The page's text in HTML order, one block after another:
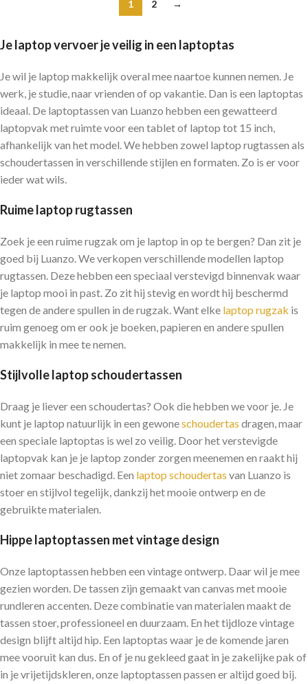
1 2 →
Je laptop vervoer je veilig in een laptoptas
Je wil je laptop makkelijk overal mee naartoe kunnen nemen. Je
werk, je studie, naar vrienden of op vakantie. Dan is een laptoptas
ideaal. De laptoptassen van Luanzo hebben een gewatteerd
laptopvak met ruimte voor een tablet of laptop tot 15 inch,
afhankelijk van het model. We hebben zowel laptop rugtassen als
schoudertassen in verschillende stijlen en formaten. Zo is er voor
ieder wat wils.
Ruime laptop rugtassen
Zoek je een ruime rugzak om je laptop in op te bergen? Dan zit je
goed bij Luanzo. We verkopen verschillende modellen laptop
rugtassen. Deze hebben een speciaal verstevigd binnenvak waar
je laptop mooi in past. Zo zit hij stevig en wordt hij beschermd
tegen de andere spullen in de rugzak. Want elke laptop rugzak is
ruim genoeg om er ook je boeken, papieren en andere spullen
makkelijk in mee te nemen.
Stijlvolle laptop schoudertassen
Draag je liever een schoudertas? Ook die hebben we voor je. Je
kunt je laptop natuurlijk in een gewoneschoudertas dragen, maar
een speciale laptoptas is wel zo veilig. Door het verstevigde
laptopvak kan je je laptop zonder zorgen meenemen en raakt hij
niet zomaar beschadigd. Een laptop schoudertas van Luanzo is
stoer en stijlvol tegelijk, dankzij het mooie ontwerp en de
gebruikte materialen.
Hippe laptoptassen met vintage design
Onze laptoptassen hebben een vintage ontwerp. Daar wil je mee
gezien worden. De tassen zijn gemaakt van canvas met mooie
rundleren accenten. Deze combinatie van materialen maakt de
tassen stoer, professioneel en duurzaam. En het tijdloze vintage
design blijft altijd hip. Een laptoptas waar je de komende jaren
mee vooruit kan dus. En of je nu gekleed gaat in je zakelijke pak of
in je vrijetijdskleren, onze laptoptassen passen er altijd goed bij.